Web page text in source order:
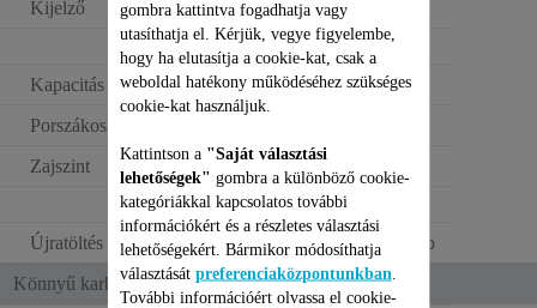
Kijelző LED
Kapacitás
Large (<0,6L)
Porszákos kapacitás
Zajszint
Standard
Újratöltés típusa
Falra szerelt töltőtalp
Könnyű karbantartás
gombra kattintva fogadhatja vagy
utasíthatja el. Kérjük, vegye figyelembe,
hogy ha elutasítja a cookie-kat, csak a
weboldal hatékony működéséhez szükséges
cookie-kat használjuk.
Kattintson a "Saját választási
lehetőségek" gombra a különböző cookie-
kategóriákkal kapcsolatos további
információkért és a részletes választási
lehetőségekért. Bármikor módosíthatja
választását preferenciaközpontunkban
További információért olvassa el cookie-